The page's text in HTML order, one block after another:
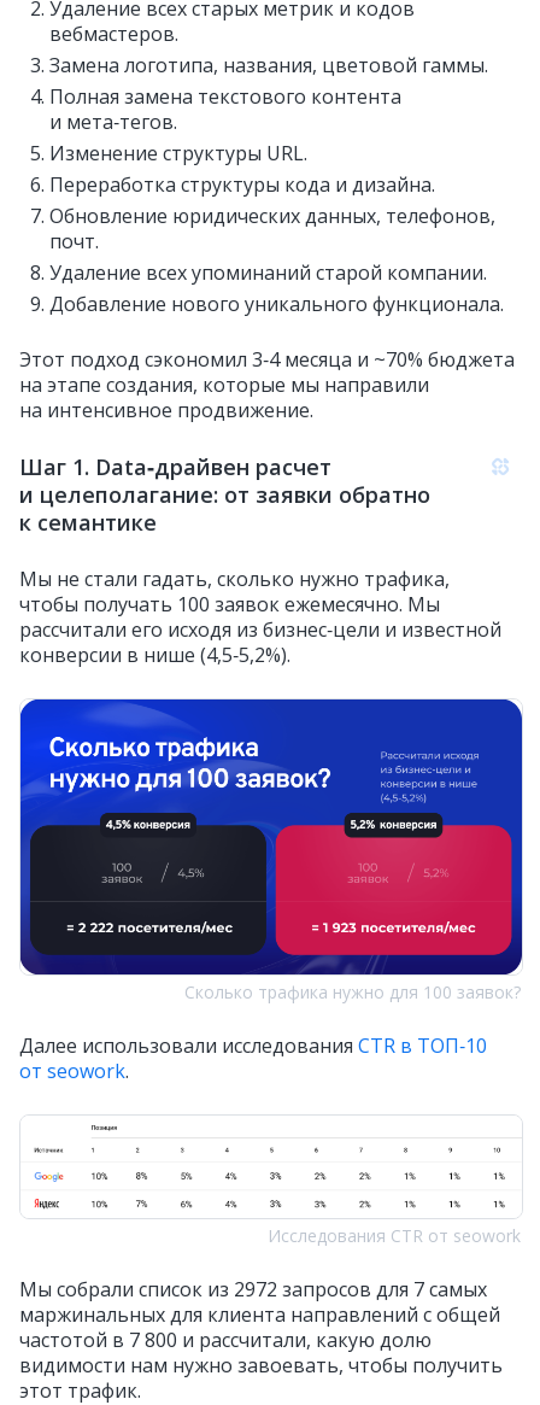
Удаление всех старых метрик и кодов
вебмастеров.
Замена логотипа, названия, цветовой гаммы.
Полная замена текстового контента
и мета‑тегов.
Изменение структуры URL.
Переработка структуры кода и дизайна.
Обновление юридических данных, телефонов,
почт.
Удаление всех упоминаний старой компании.
Добавление нового уникального функционала.
Этот подход сэкономил 3‑4 месяца и ~70% бюджета
на этапе создания, которые мы направили
на интенсивное продвижение.
Шаг 1. Data‑драйвен расчет
и целеполагание: от заявки обратно
к семантике
Мы не стали гадать, сколько нужно трафика,
чтобы получать 100 заявок ежемесячно. Мы
рассчитали его исходя из бизнес‑цели и известной
конверсии в нише (4,5‑5,2%).
Сколько трафика нужно для 100 заявок?
Далее использовали исследования CTR в ТОП‑10
от seowork.
Исследования CTR от seowork
Мы собрали список из 2972 запросов для 7 самых
маржинальных для клиента направлений с общей
частотой в 7 800 и рассчитали, какую долю
видимости нам нужно завоевать, чтобы получить
этот трафик.